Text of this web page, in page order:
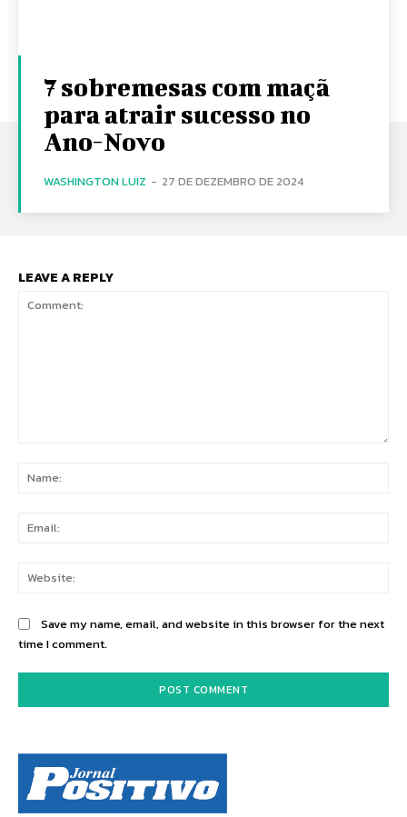
7 sobremesas com maçã
para atrair sucesso no
Ano-Novo
WASHINGTON LUIZ - 27 DE DEZEMBRO DE 2024
LEAVE A REPLY
Save my name, email, and website in this browser for the next
time I comment.